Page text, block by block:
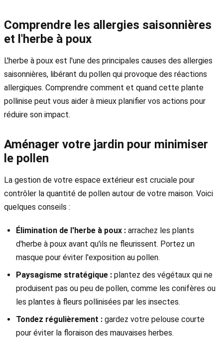
Comprendre les allergies saisonnières
et l'herbe à poux
L'herbe à poux est l'une des principales causes des allergies
saisonnières, libérant du pollen qui provoque des réactions
allergiques. Comprendre comment et quand cette plante
pollinise peut vous aider à mieux planifier vos actions pour
réduire son impact.
Aménager votre jardin pour minimiser
le pollen
La gestion de votre espace extérieur est cruciale pour
contrôler la quantité de pollen autour de votre maison. Voici
quelques conseils :
Élimination de l'herbe à poux : arrachez les plants
d'herbe à poux avant qu'ils ne fleurissent. Portez un
masque pour éviter l'exposition au pollen.
Paysagisme stratégique : plantez des végétaux qui ne
produisent pas ou peu de pollen, comme les conifères ou
les plantes à fleurs pollinisées par les insectes.
Tondez régulièrement : gardez votre pelouse courte
pour éviter la floraison des mauvaises herbes.